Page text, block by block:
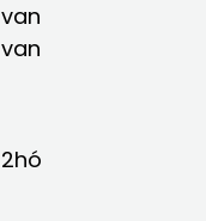
van
van
2hó